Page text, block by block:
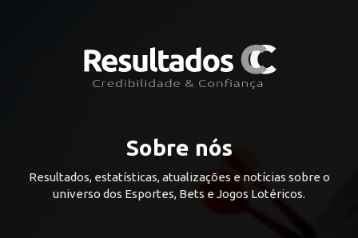
Sobre nós
Resultados, estatísticas, atualizações e notícias sobre o
universo dos Esportes, Bets e Jogos Lotéricos.